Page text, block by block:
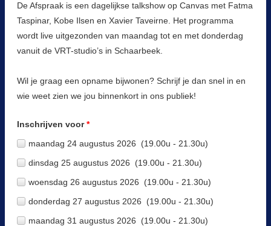
De Afspraak is een dagelijkse talkshow op Canvas met Fatma
Taspinar, Kobe Ilsen en Xavier Taveirne. Het programma
wordt live uitgezonden van maandag tot en met donderdag
vanuit de VRT-studio’s in Schaarbeek.
Wil je graag een opname bijwonen? Schrijf je dan snel in en
wie weet zien we jou binnenkort in ons publiek!